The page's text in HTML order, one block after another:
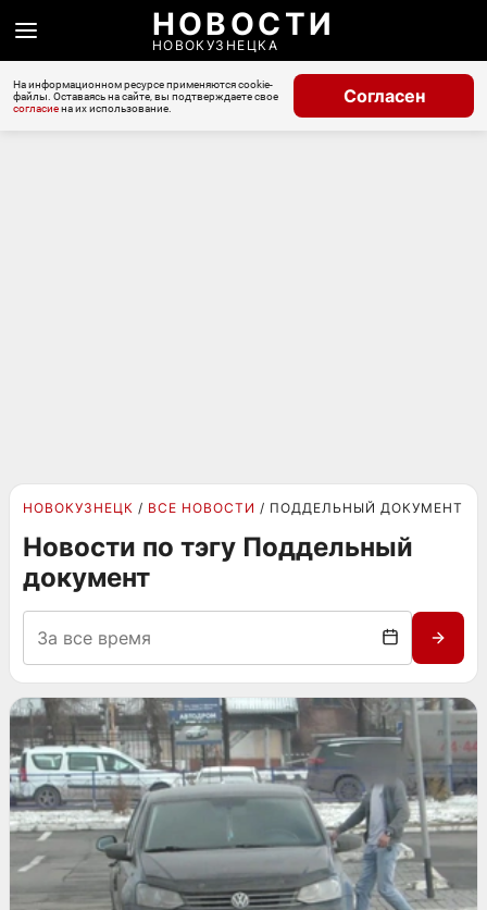
НОВОСТИ
НОВОКУЗНЕЦКА
На информационном ресурсе применяются cookie-
файлы. Оставаясь на сайте, вы подтверждаете свое
согласиена их использование.
Согласен
НОВОКУЗНЕЦК ВСЕ НОВОСТИ ПОДДЕЛЬНЫЙ ДОКУМЕНТ
Новости по тэгу Поддельный
документ